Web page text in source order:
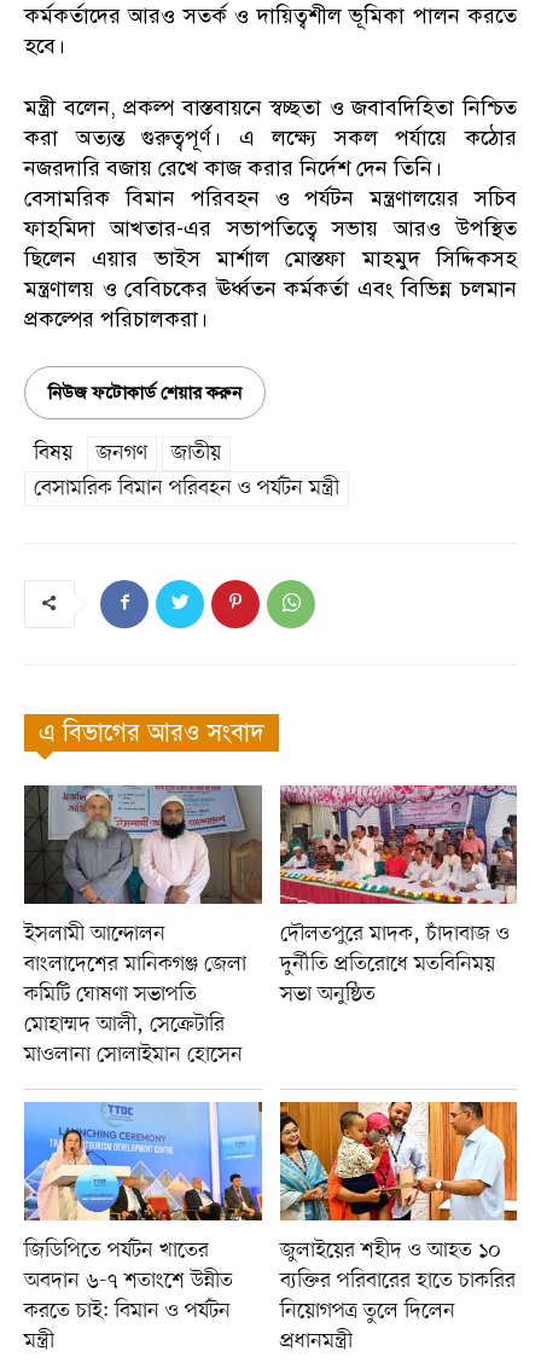
কর্মকর্তাদের আরও সতর্ক ও দায়িত্বশীল ভূমিকা পালন করতে
হবে।
মন্ত্রী বলেন, প্রকল্প বাস্তবায়নে স্বচ্ছতা ও জবাবদিহিতা নিশ্চিত
করা অত্যন্ত গুরুত্বপূর্ণ। এ লক্ষ্যে সকল পর্যায়ে কঠোর
নজরদারি বজায় রেখে কাজ করার নির্দেশ দেন তিনি।
বেসামরিক বিমান পরিবহন ও পর্যটন মন্ত্রণালয়ের সচিব
ফাহমিদা আখতার-এর সভাপতিত্বে সভায় আরও উপস্থিত
ছিলেন এয়ার ভাইস মার্শাল মোস্তফা মাহমুদ সিদ্দিকসহ
মন্ত্রণালয় ও বেবিচকের ঊর্ধ্বতন কর্মকর্তা এবং বিভিন্ন চলমান
প্রকল্পের পরিচালকরা।
নিউজ ফটোকার্ড শেয়ার করুন
বিষয় জনগণ
জাতীয়
বেসামরিক বিমান পরিবহন ও পর্যটন মন্ত্রী
এ বিভাগের আরও সংবাদ
ইসলামী আন্দোলন
বাংলাদেশের মানিকগঞ্জ জেলা
কমিটি ঘোষণা সভাপতি
মোহাম্মদ আলী, সেক্রেটারি
মাওলানা সোলাইমান হোসেন
দৌলতপুরে মাদক, চাঁদাবাজ ও
দুর্নীতি প্রতিরোধে মতবিনিময়
সভা অনুষ্ঠিত
জিডিপিতে পর্যটন খাতের
অবদান ৬-৭ শতাংশে উন্নীত
করতে চাই: বিমান ও পর্যটন
মন্ত্রী
জুলাইয়ের শহীদ ও আহত ১০
ব্যক্তির পরিবারের হাতে চাকরির
নিয়োগপত্র তুলে দিলেন
প্রধানমন্ত্রী